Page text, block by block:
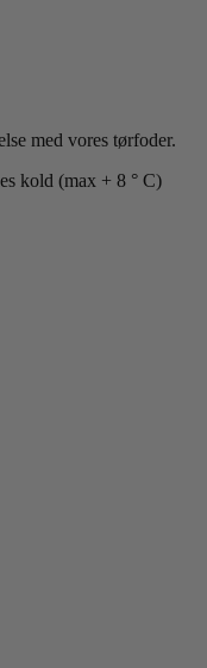
med vores tørfoder.
kold (max + 8 ° C)